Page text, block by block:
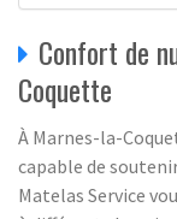
Confort de
Coquette
À Marnes-la-
capable de
Matelas Service